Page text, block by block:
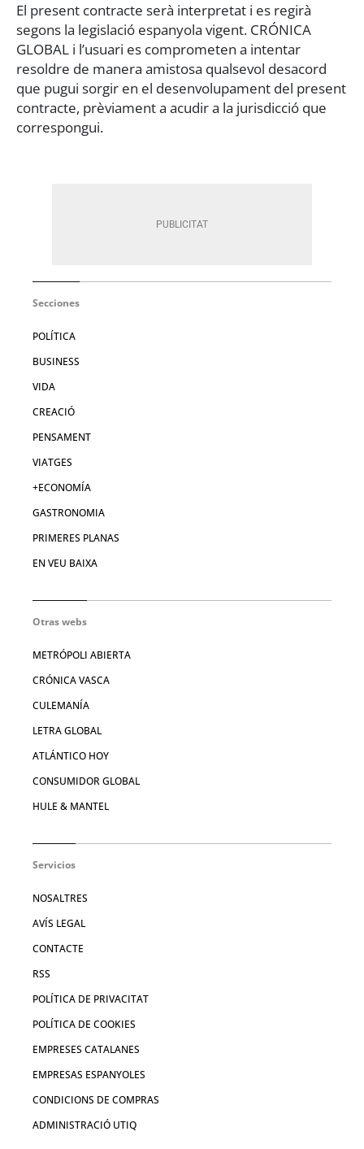
El present contracte serà interpretat i es regirà
segons la legislació espanyola vigent. CRÓNICA
GLOBAL i l’usuari es comprometen a intentar
resoldre de manera amistosa qualsevol desacord
que pugui sorgir en el desenvolupament del present
contracte, prèviament a acudir a la jurisdicció que
correspongui.
Secciones
POLÍTICA
BUSINESS
VIDA
CREACIÓ
PENSAMENT
VIATGES
+ECONOMÍA
GASTRONOMIA
PRIMERES PLANAS
EN VEU BAIXA
Otras webs
METRÓPOLI ABIERTA
CRÓNICA VASCA
CULEMANÍA
LETRA GLOBAL
ATLÁNTICO HOY
CONSUMIDOR GLOBAL
HULE & MANTEL
Servicios
NOSALTRES
AVÍS LEGAL
CONTACTE
RSS
POLÍTICA DE PRIVACITAT
POLÍTICA DE COOKIES
EMPRESES CATALANES
EMPRESAS ESPANYOLES
CONDICIONS DE COMPRAS
ADMINISTRACIÓ UTIQ